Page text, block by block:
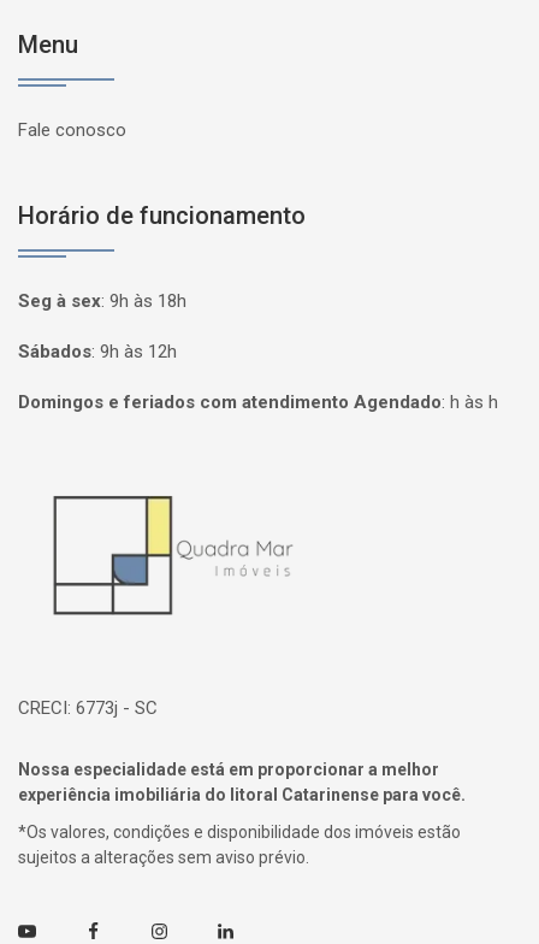
Menu
Fale conosco
Horário de funcionamento
Seg à sex: 9h às 18h
Sábados: 9h às 12h
Domingos e feriados com atendimento Agendado: h às h
CRECI: 6773j - SC
Nossa especialidade está em proporcionar a melhor
experiência imobiliária do litoral Catarinense para você.
*Os valores, condições e disponibilidade dos imóveis estão
sujeitos a alterações sem aviso prévio.
Youtube FacebookInstagramLinkedin